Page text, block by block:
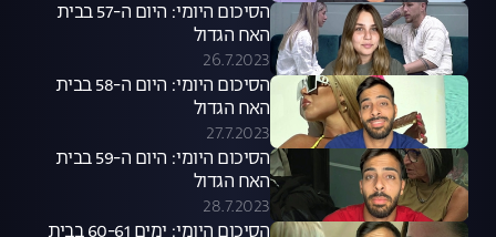
הסיכום היומי: היום ה-57 בבית
האח הגדול
26.7.2023
הסיכום היומי: היום ה-58 בבית
האח הגדול
27.7.2023
הסיכום היומי: היום ה-59 בבית
האח הגדול
28.7.2023